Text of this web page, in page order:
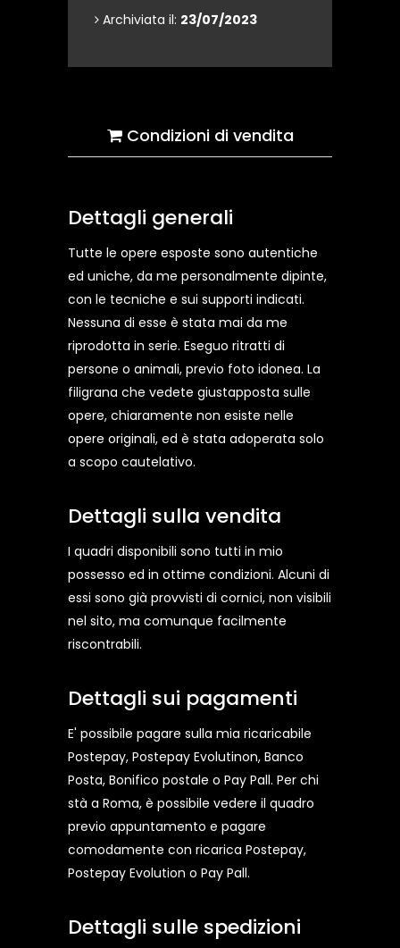
Archiviata il: 23/07/2023
Condizioni di vendita
Dettagli generali
Tutte le opere esposte sono autentiche
ed uniche, da me personalmente dipinte,
con le tecniche e sui supporti indicati.
Nessuna di esse è stata mai da me
riprodotta in serie. Eseguo ritratti di
persone o animali, previo foto idonea. La
filigrana che vedete giustapposta sulle
opere, chiaramente non esiste nelle
opere originali, ed è stata adoperata solo
a scopo cautelativo.
Dettagli sulla vendita
I quadri disponibili sono tutti in mio
possesso ed in ottime condizioni. Alcuni di
essi sono già provvisti di cornici, non visibili
nel sito, ma comunque facilmente
riscontrabili.
Dettagli sui pagamenti
E' possibile pagare sulla mia ricaricabile
Postepay, Postepay Evolutinon, Banco
Posta, Bonifico postale o Pay Pall. Per chi
stà a Roma, è possibile vedere il quadro
previo appuntamento e pagare
comodamente con ricarica Postepay,
Postepay Evolution o Pay Pall.
Dettagli sulle spedizioni